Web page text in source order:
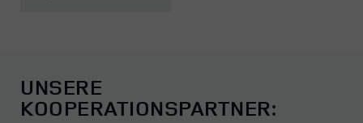
UNSERE
KOOPERATIONSPARTNER: